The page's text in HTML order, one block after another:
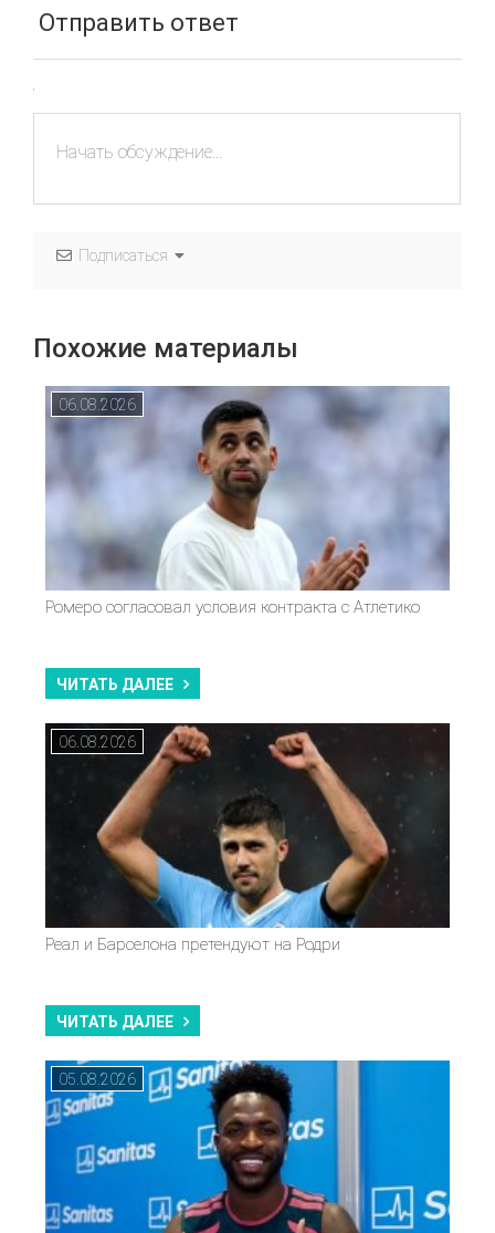
Отправить ответ
Подписаться
Похожие материалы
06.08.2026
Ромеро согласовал условия контракта с Атлетико
ЧИТАТЬ ДАЛЕЕ
06.08.2026
Реал и Барселона претендуют на Родри
ЧИТАТЬ ДАЛЕЕ
05.08.2026